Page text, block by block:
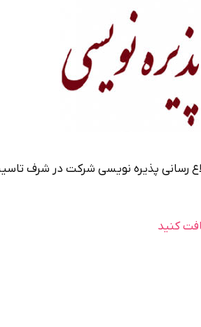
رسانی پذيره نويسی شركت در شرف
کنید